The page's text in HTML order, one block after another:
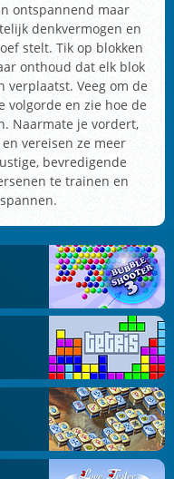
ontspannend maar
denkvermogen en
stelt. Tik op blokken
onthoud dat elk blok
Veeg om de
volgorde en zie hoe de
Naarmate je vordert,
vereisen ze meer
bevredigende
te trainen en